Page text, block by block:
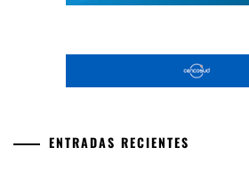
ENTRADAS RECIENTES